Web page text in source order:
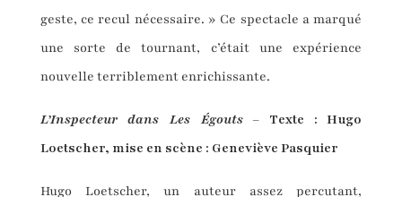
geste, ce recul nécessaire. » Ce spectacle a marqué
une sorte de tournant, c’était une expérience
nouvelle terriblement enrichissante.
L’Inspecteur dans Les Égouts– Texte : Hugo
Loetscher, mise en scène : Geneviève Pasquier
Hugo Loetscher, un auteur assez percutant,